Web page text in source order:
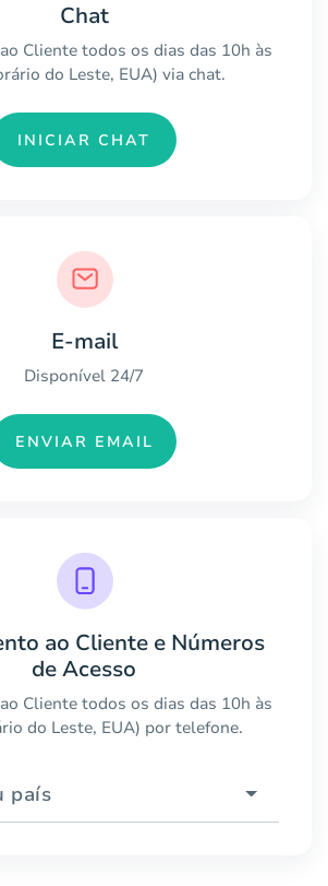
Chat
Cliente todos os dias das 10h às
do Leste, EUA) via chat.
INICIAR CHAT
E-mail
Disponível 24/7
ENVIAR EMAIL
ao Cliente e Números
de Acesso
Cliente todos os dias das 10h às
do Leste, EUA) por telefone.
país